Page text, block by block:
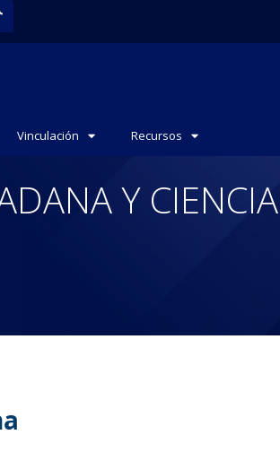
Vinculación Recursos
Y